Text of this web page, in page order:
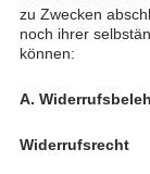
zu Zwecken
noch ihrer
können:
A.
Widerrufsrecht